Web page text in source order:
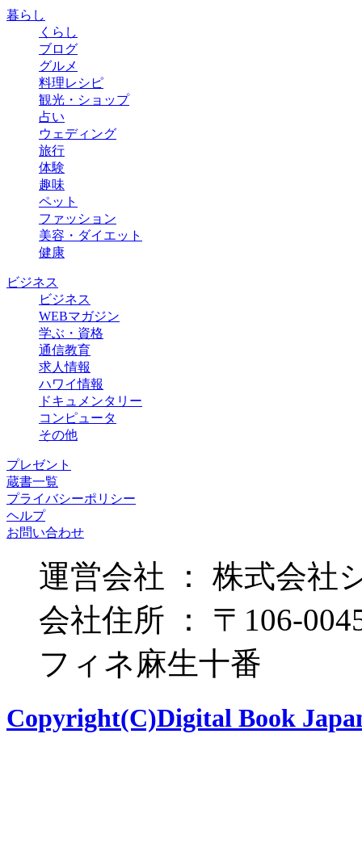
暮らし
くらし
ブログ
グルメ
料理レシピ
観光・ショップ
占い
ウェディング
旅行
体験
趣味
ペット
ファッション
美容・ダイエット
健康
ビジネス
ビジネス
WEBマガジン
学ぶ・資格
通信教育
求人情報
ハワイ情報
ドキュメンタリー
コンピュータ
その他
プレゼント
蔵書一覧
プライバシーポリシー
ヘルプ
お問い合わせ
運営会社 ： 株式会社
会社住所 ： 〒106-
フィネ麻生十番
Copyright(C)Digital Book